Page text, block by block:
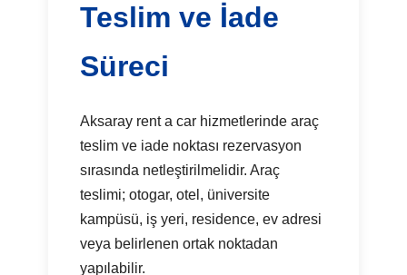
Teslim ve İade
Süreci
Aksaray rent a car hizmetlerinde araç
teslim ve iade noktası rezervasyon
sırasında netleştirilmelidir. Araç
teslimi; otogar, otel, üniversite
kampüsü, iş yeri, residence, ev adresi
veya belirlenen ortak noktadan
yapılabilir.